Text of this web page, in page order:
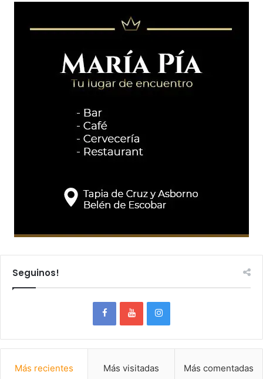
Seguinos!
Más recientes Más visitadas Más comentadas